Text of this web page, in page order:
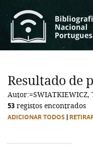
Resultado de
Autor:=SWIATKIEWICZ,
53 registos encontrados
ADICIONAR TODOS